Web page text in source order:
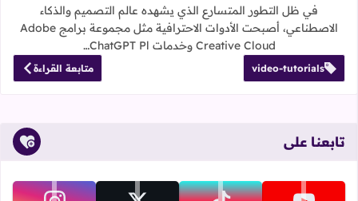
في ظل التطور المتسارع الذي يشهده عالم التصميم والذكاء
الاصطناعي، أصبحت الأدوات الاحترافية مثل مجموعة برامج Adobe
Creative Cloud وخدمات ChatGPT Pl…
video-tutorials متابعة القراءة
تابعنا على